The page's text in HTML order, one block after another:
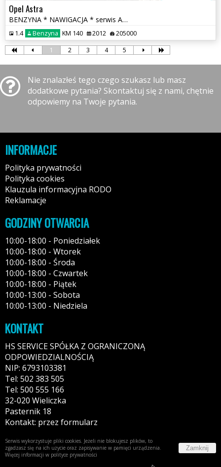
Opel Astra
BENZYNA * NAWIGACJA * serwis ASO Opel * super * OKAZJA * polecamy
1.4 Benzyna KM 140 2012 205000
1 2 3 4 5
Nie znalazłeś tego czego szukasz lub masz
dodatkowe pytania? Skontaktuj się z nami, chętnie
odpowiemy na Twoje pytania.
INFORMACJE
Polityka prywatności
Polityka cookies
Klauzula informacyjna RODO
Reklamacje
GODZINY OTWARCIA
10:00-18:00 - Poniedziałek
10:00-18:00 - Wtorek
10:00-18:00 - Środa
10:00-18:00 - Czwartek
10:00-18:00 - Piątek
10:00-13:00 - Sobota
10:00-13:00 - Niedziela
KONTAKT
HS SERVICE SPÓŁKA Z OGRANICZONĄ
ODPOWIEDZIALNOŚCIĄ
NIP: 6793103381
Tel: 502 383 505
Tel: 500 555 166
32-020 Wieliczka
Pasternik 18
Kontakt: przez formularz
Serwis wykorzystuje pliki cookies. Jeżeli nie blokujesz plików, to
zgadzasz się na ich użycie oraz zapisywanie w pamięci urządzenia.
Więcej informacji w polityce prywatności
Zamknij